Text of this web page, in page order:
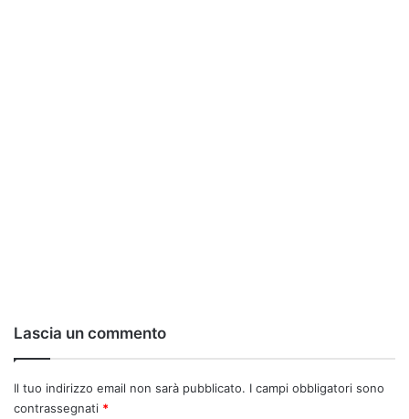
Lascia un commento
Il tuo indirizzo email non sarà pubblicato. I campi obbligatori sono
contrassegnati *